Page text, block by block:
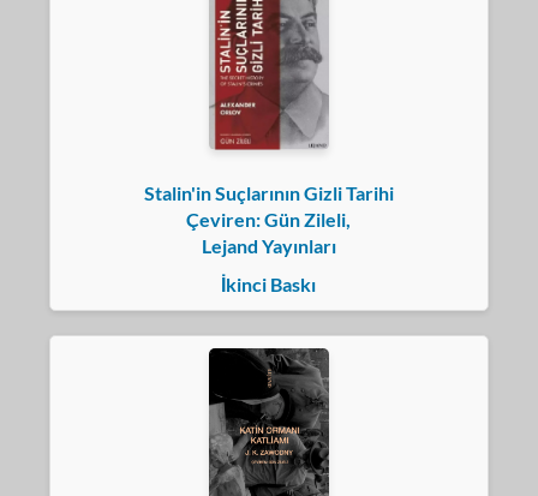
Stalin'in Suçlarının Gizli Tarihi
Çeviren: Gün Zileli,
Lejand Yayınları
İkinci Baskı